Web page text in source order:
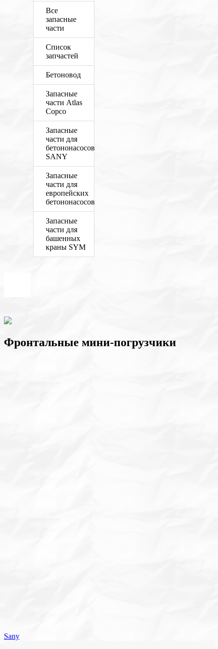
Все
запасные
части
Список
запчастей
Бетоновод
Запасные
части Atlas
Copco
Запасные
части для
бетононасосов
SANY
Запасные
части для
европейских
бетононасосов
Запасные
части для
башенных
краны SYM
Фронтальные мини-погрузчики
Sany